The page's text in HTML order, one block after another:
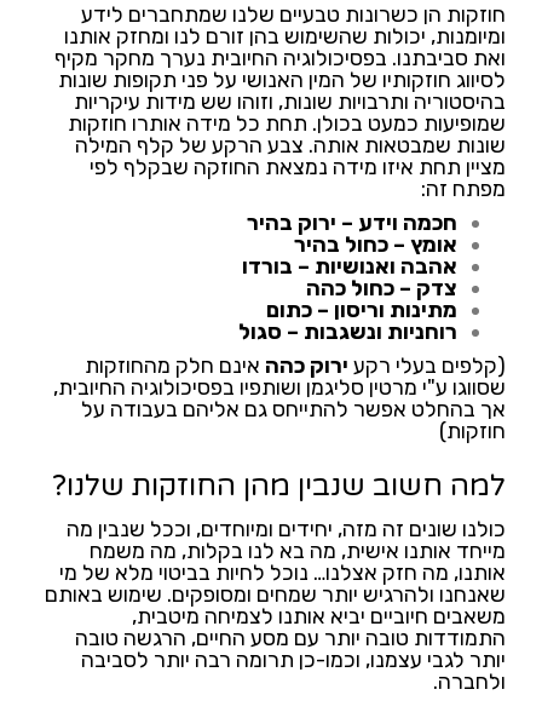
חוזקות הן כשרונות טבעיים שלנו שמתחברים לידע
ומיומנות, יכולות שהשימוש בהן זורם לנו ומחזק אותנו
ואת סביבתנו. בפסיכולוגיה החיובית נערך מחקר מקיף
לסיווג חוזקותיו של המין האנושי על פני תקופות שונות
בהיסטוריה ותרבויות שונות, וזוהו שש מידות עיקריות
שמופיעות כמעט בכולן. תחת כל מידה אותרו חוזקות
שונות שמבטאות אותה. צבע הרקע של קלף המילה
מציין תחת איזו מידה נמצאת החוזקה שבקלף לפי
מפתח זה:
חכמה וידע – ירוק בהיר
אומץ – כחול בהיר
אהבה ואנושיות – בורדו
צדק – כחול כהה
מתינות וריסון – כתום
רוחניות ונשגבות – סגול
(קלפים בעלי רקע ירוק כהה אינם חלק מהחוזקות
שסווגו ע"י מרטין סליגמן ושותפיו בפסיכולוגיה החיובית,
אך בהחלט אפשר להתייחס גם אליהם בעבודה על
חוזקות)
למה חשוב שנבין מהן החוזקות שלנו?
כולנו שונים זה מזה, יחידים ומיוחדים, וככל שנבין מה
מייחד אותנו אישית, מה בא לנו בקלות, מה משמח
אותנו, מה חזק אצלנו… נוכל לחיות בביטוי מלא של מי
שאנחנו ולהרגיש יותר שמחים ומסופקים. שימוש באותם
משאבים חיוביים יביא אותנו לצמיחה מיטבית,
התמודדות טובה יותר עם מסע החיים, הרגשה טובה
יותר לגבי עצמנו, וכמו-כן תרומה רבה יותר לסביבה
ולחברה.